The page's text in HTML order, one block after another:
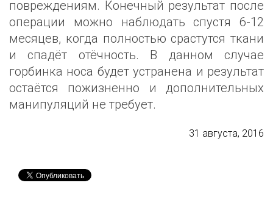
повреждениям. Конечный результат после
операции можно наблюдать спустя 6-12
месяцев, когда полностью срастутся ткани
и спадёт отёчность. В данном случае
горбинка носа будет устранена и результат
остаётся пожизненно и дополнительных
манипуляций не требует.
31 августа, 2016